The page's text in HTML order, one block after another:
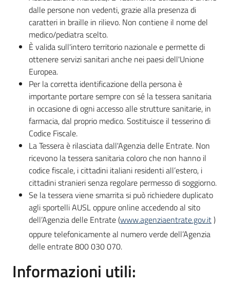
dalle persone non vedenti, grazie alla presenza di
caratteri in braille in rilievo. Non contiene il nome del
medico/pediatra scelto.
È valida sull'intero territorio nazionale e permette di
ottenere servizi sanitari anche nei paesi dell'Unione
Europea.
Per la corretta identificazione della persona è
importante portare sempre con sé la tessera sanitaria
in occasione di ogni accesso alle strutture sanitarie, in
farmacia, dal proprio medico. Sostituisce il tesserino di
Codice Fiscale.
La Tessera è rilasciata dall'Agenzia delle Entrate. Non
ricevono la tessera sanitaria coloro che non hanno il
codice fiscale, i cittadini italiani residenti all’estero, i
cittadini stranieri senza regolare permesso di soggiorno.
Se la tessera viene smarrita si può richiedere duplicato
agli sportelli AUSL oppure online accedendo al sito
dell’Agenzia delle Entrate (www.agenziaentrate.gov.it)
oppure telefonicamente al numero verde dell’Agenzia
delle entrate 800 030 070.
Informazioni utili: